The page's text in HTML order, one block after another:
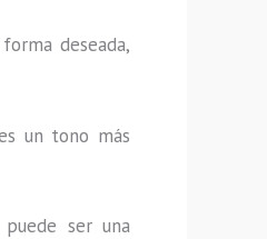
deseada,
un tono más
ser una